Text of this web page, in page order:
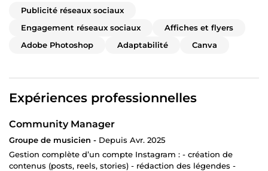
Publicité réseaux sociaux
Engagement réseaux sociaux
Affiches et flyers
Adobe Photoshop
Adaptabilité Canva
Expériences professionnelles
Community Manager
Groupe de musicien - Depuis Avr. 2025
Gestion complète d’un compte Instagram : - création de
contenus (posts, reels, stories) - rédaction des légendes -